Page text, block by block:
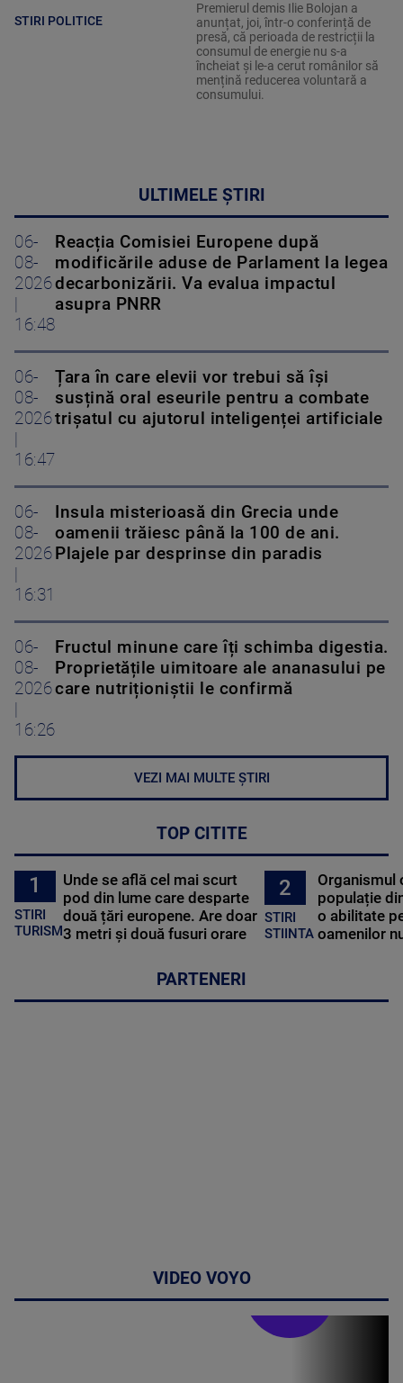
STIRI POLITICE
Premierul demis Ilie Bolojan a
anunțat, joi, într-o conferință de
presă, că perioada de restricții la
consumul de energie nu s-a
încheiat și le-a cerut românilor să
mențină reducerea voluntară a
consumului.
ULTIMELE ȘTIRI
06-
08-
2026
16:48
Reacția Comisiei Europene după
modificările aduse de Parlament la legea
decarbonizării. Va evalua impactul
asupra PNRR
06-
08-
2026
16:47
Țara în care elevii vor trebui să își
susțină oral eseurile pentru a combate
trișatul cu ajutorul inteligenței artificiale
06-
08-
2026
16:31
Insula misterioasă din Grecia unde
oamenii trăiesc până la 100 de ani.
Plajele par desprinse din paradis
06-
08-
2026
16:26
Fructul minune care îți schimba digestia.
Proprietățile uimitoare ale ananasului pe
care nutriționiștii le confirmă
VEZI MAI MULTE ȘTIRI
TOP CITITE
1
STIRI
TURISM
Unde se află cel mai scurt
pod din lume care desparte
două țări europene. Are doar
3 metri și două fusuri orare
2
STIRI
STIINTA
Organismul
populație
o abilitate
oamenilor
PARTENERI
VIDEO VOYO